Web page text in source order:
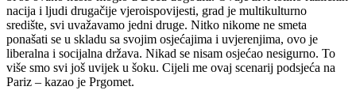
nacija i ljudi drugačije vjeroispovijesti, grad je multikulturno
središte, svi uvažavamo jedni druge. Nitko nikome ne smeta
ponašati se u skladu sa svojim osjećajima i uvjerenjima, ovo je
liberalna i socijalna država. Nikad se nisam osjećao nesigurno. To
više smo svi još uvijek u šoku. Cijeli me ovaj scenarij podsjeća na
Pariz – kazao je Prgomet.